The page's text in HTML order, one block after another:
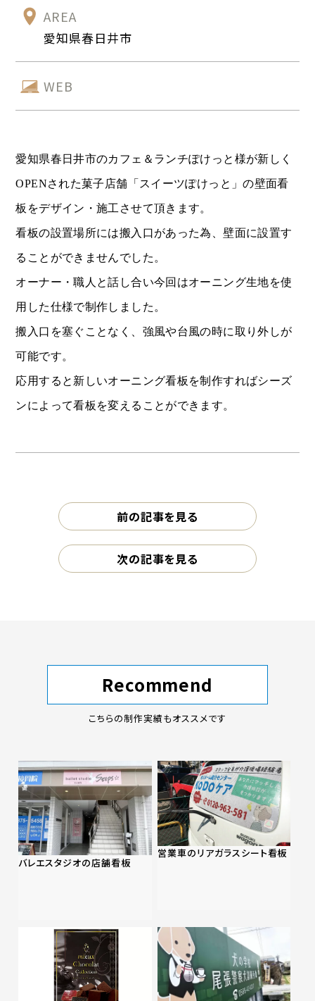
AREA
愛知県春日井市
WEB
愛知県春日井市のカフェ＆ランチぽけっと様が新しく
OPENされた菓子店舗「スイーツぽけっと」の壁面看
板をデザイン・施工させて頂きます。
看板の設置場所には搬入口があった為、壁面に設置す
ることができませんでした。
オーナー・職人と話し合い今回はオーニング生地を使
用した仕様で制作しました。
搬入口を塞ぐことなく、強風や台風の時に取り外しが
可能です。
応用すると新しいオーニング看板を制作すればシーズ
ンによって看板を変えることができます。
前の記事を見る
次の記事を見る
Recommend
こちらの制作実績もオススメです
バレエスタジオの店舗看板
営業車のリアガラスシート看板